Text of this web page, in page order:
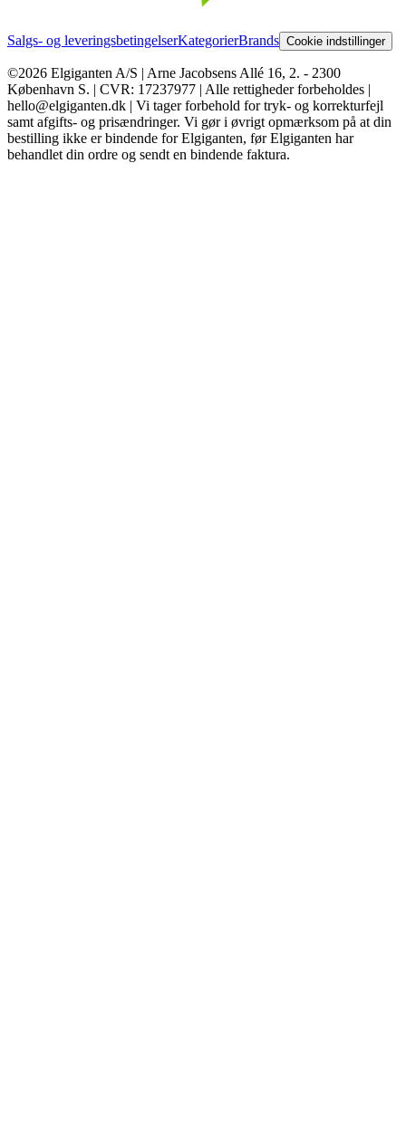
Salgs- og leveringsbetingelserKategorierBrands Cookie indstillinger
©2026 Elgiganten A/S | Arne Jacobsens Allé 16, 2. - 2300
København S. | CVR: 17237977 | Alle rettigheder forbeholdes |
hello@elgiganten.dk | Vi tager forbehold for tryk- og korrekturfejl
samt afgifts- og prisændringer. Vi gør i øvrigt opmærksom på at din
bestilling ikke er bindende for Elgiganten, før Elgiganten har
behandlet din ordre og sendt en bindende faktura.